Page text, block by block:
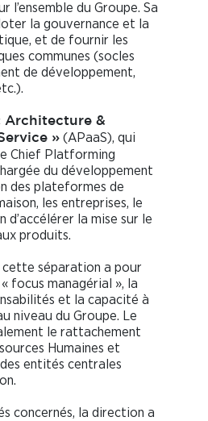
l’ensemble du Groupe. Sa
la gouvernance et la
et de fournir les
communes (socles
de développement,
Architecture &
» (APaaS), qui
Chief Platforming
du développement
des plateformes de
les entreprises, le
d’accélérer la mise sur le
produits.
cette séparation a pour
focus managérial », la
et la capacité à
niveau du Groupe. Le
le rattachement
Humaines et
entités centrales
concernés, la direction a